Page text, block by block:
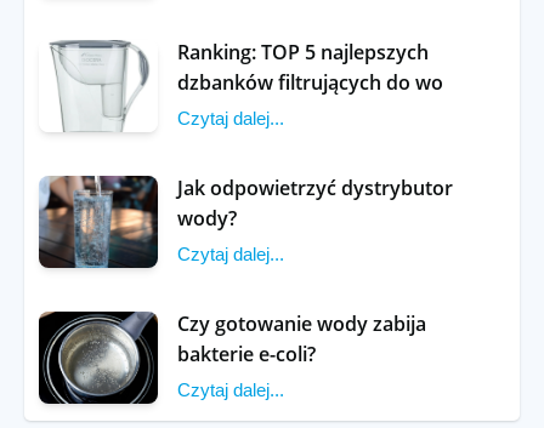
Ranking: TOP 5 najlepszych
dzbanków filtrujących do wo
Czytaj dalej...
Jak odpowietrzyć dystrybutor
wody?
Czytaj dalej...
Czy gotowanie wody zabija
bakterie e-coli?
Czytaj dalej...